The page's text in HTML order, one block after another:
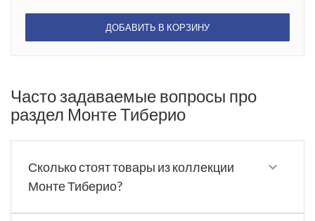
ДОБАВИТЬ В КОРЗИНУ
Часто задаваемые вопросы про
раздел Монте Тиберио
Сколько стоят товары из коллекции
Монте Тиберио?